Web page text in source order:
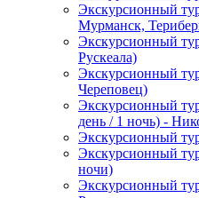
Экскурсионный
Мурманск,
Экскурсионный
Рускеала)
Экскурсионный
Череповец)
Экскурсионный
день / 1 ночь) -
Экскурсионный
Экскурсионный
ночи)
Экскурсионный